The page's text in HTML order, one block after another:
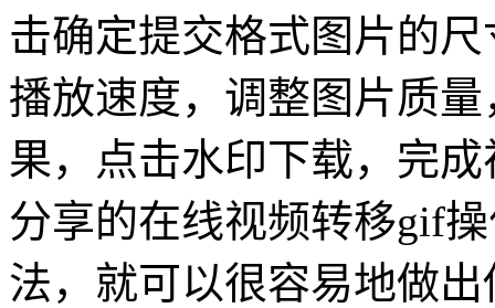
击确定提交格式图片的
播放速度，调整图片质
果，点击水印下载，完
分享的在线视频转移gif
法，就可以很容易地做